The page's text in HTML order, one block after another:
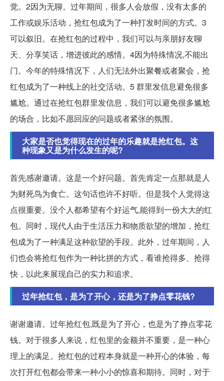
觉。2因为无聊。过年期间，很多人会放假，没有太多的
工作或娱乐活动，抢红包成为了一种打发时间的方式。3
可以叙旧。在抢红包的过程中，我们可以与亲朋好友聊
天、分享笑话，增进彼此的感情。4因为特殊情况,不能出
门。今年的特殊情况下，人们无法外出聚餐或者聚会，抢
红包成为了一种线上的社交活动。5 群里发信息避免很多
尴尬。通过在抢红包群里发信息，我们可以避免很多尴尬
的场合，比如不愿回应的问题或者紧张的氛围。
大家是否也觉得现在的过年的乐趣就是抢红包。这
种现象又是为什么发生的呢?
首先感谢邀请。这是一个好问题。首先肯定一点那就是人
为财死鸟为食亡。这句话也许不好听。但是我个人觉得这
点很重要。没个人都希望有个好运气,能得到一份大大的红
包。同时，现代人由于生活压力和物质欲望的增加，抢红
包成为了一种满足这种欲望的手段。此外，过年期间，人
们也会将抢红包作为一种比拼的方式，看谁抢得多、抢得
快，以此来展现自己的实力和追求。
过年抢红包，是为了开心，还是为了挣点零花钱?
谢谢邀请。过年抢红包,既是为了开心，也是为了挣点零花
钱。对于很多人来说，红包里的金额并不重要，是一种心
理上的满足。抢红包的过程本身就是一种开心的体验，每
次打开红包都会带来一种小小的惊喜和期待。同时，对于